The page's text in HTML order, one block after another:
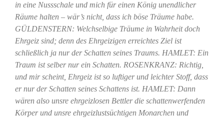
in eine Nussschale und mich für einen König unendlicher
Räume halten – wär’s nicht, dass ich böse Träume habe.
GÜLDENSTERN: Welchselbige Träume in Wahrheit doch
Ehrgeiz sind; denn des Ehrgeizigen erreichtes Ziel ist
schließlich ja nur der Schatten seines Traums. HAMLET: Ein
Traum ist selber nur ein Schatten. ROSENKRANZ: Richtig,
und mir scheint, Ehrgeiz ist so luftiger und leichter Stoff, dass
er nur der Schatten seines Schattens ist. HAMLET: Dann
wären also unsre ehrgeizlosen Bettler die schattenwerfenden
Körper und unsre ehrgeizlustsüchtigen Monarchen und